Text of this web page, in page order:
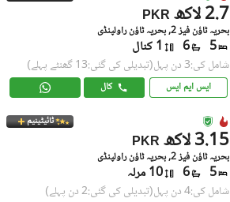
PKR 2.7 لاکھ
بحریہ ٹاؤن فیز 2, بحریہ ٹاؤن راولپنڈی
5
6 1 کنال
شامل کی:3 دن پہل (تبدیلی کی گئی:13 گھنٹے پہلے)
ایس ایم ایس کال
ٹائیٹینیم
PKR 3.15 لاکھ
بحریہ ٹاؤن فیز 2, بحریہ ٹاؤن راولپنڈی
5
6 10 مرلہ
شامل کی:4 دن پہل (تبدیلی کی گئی:2 دن پہلے)